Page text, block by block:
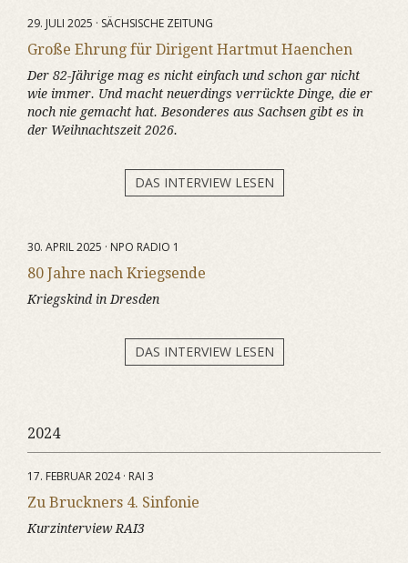
29. JULI 2025 · SÄCHSISCHE ZEITUNG
Große Ehrung für Dirigent Hartmut Haenchen
Der 82-Jährige mag es nicht einfach und schon gar nicht
wie immer. Und macht neuerdings verrückte Dinge, die er
noch nie gemacht hat. Besonderes aus Sachsen gibt es in
der Weihnachtszeit 2026.
DAS INTERVIEW LESEN
30. APRIL 2025 · NPO RADIO 1
80 Jahre nach Kriegsende
Kriegskind in Dresden
DAS INTERVIEW LESEN
2024
17. FEBRUAR 2024 · RAI 3
Zu Bruckners 4. Sinfonie
Kurzinterview RAI3